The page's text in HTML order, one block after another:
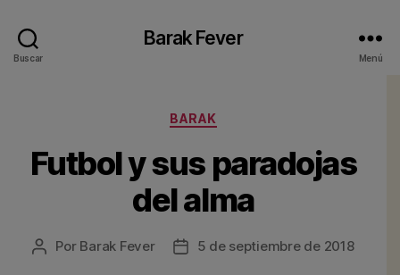
Buscar
Barak Fever
Menú
Categorías
BARAK
Futbol y sus paradojas
del alma
Autor
Por Barak Fever
Fecha5 de septiembre de 2018